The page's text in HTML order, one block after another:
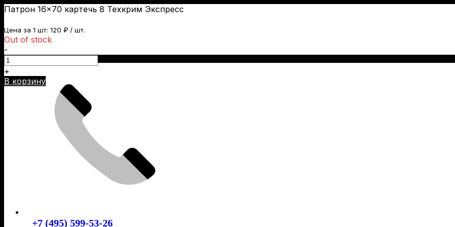
Патрон 16×70 картечь 8 Техкрим Экспресс
Цена за 1 шт: 120 ₽ / шт.
Out of stock
-
+
В корзину
Skip
to
content
+7 (495) 599-53-26